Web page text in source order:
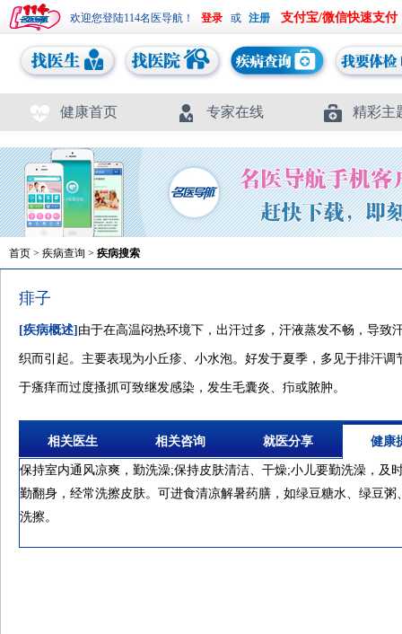
欢迎您登陆114名医导航！ 或 支付宝/微信快速支付
健康首页 专家在线 精彩主
首页 > 疾病查询 > 疾病搜索
痱子
[疾病概述] 由于在高温闷热环境下，出汗过多，汗液蒸发不畅，导致
织而引起。主要表现为小丘疹、小水泡。好发于夏季，多见于排汗
于瘙痒而过度搔抓可致继发感染，发生毛囊炎、疖或脓肿。
相关医生 相关咨询 就医分享 健康
保持室内通风凉爽，勤洗澡;保持皮肤清洁、干燥;小儿要勤洗澡，及
勤翻身，经常洗擦皮肤。可进食清凉解暑药膳，如绿豆糖水、绿豆
洗擦。